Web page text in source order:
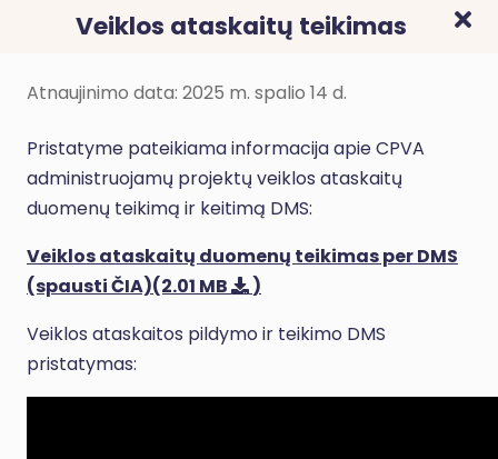
Veiklos ataskaitų teikimas
Atnaujinimo data: 2025 m. spalio 14 d.
Pristatyme pateikiama informacija apie CPVA
administruojamų projektų veiklos ataskaitų
duomenų teikimą ir keitimą DMS:
Veiklos ataskaitų duomenų teikimas per DMS
(spausti ČIA)(2.01 MB
)
Veiklos ataskaitos pildymo ir teikimo DMS
pristatymas: